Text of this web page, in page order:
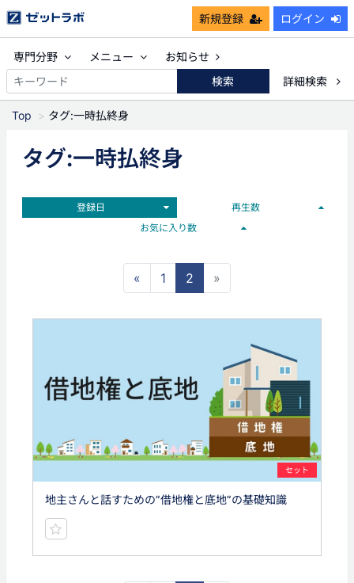
新規登録 ログイン
専門分野 メニュー
お知らせ
検索
詳細検索
Top タグ:一時払終身
タグ:一時払終身
登録日
再生数
お気に入り数
« 1 2 »
セット
地主さんと話すための”借地権と底地”の基礎知識